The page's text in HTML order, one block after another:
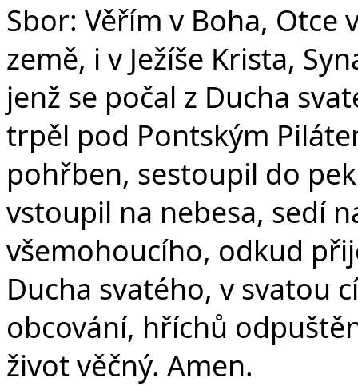
Sbor: Věřím v Boha,
země, i v Ježíše Krista,
jenž se počal z Ducha
trpěl pod Pontským
pohřben, sestoupil do
vstoupil na nebesa, sedí
všemohoucího, odkud
Ducha svatého, v svatou
obcování, hříchů
život věčný. Amen.